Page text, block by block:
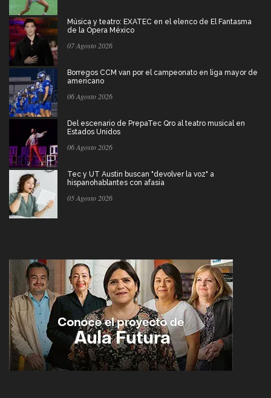
Música y teatro: EXATEC en el elenco de El Fantasma
de la Ópera México
07 Agosto 2026
Borregos CCM van por el campeonato en liga mayor de
americano
06 Agosto 2026
Del escenario de PrepaTec Qro al teatro musical en
Estados Unidos
06 Agosto 2026
Tec y UT Austin buscan "devolver la voz" a
hispanohablantes con afasia
05 Agosto 2026